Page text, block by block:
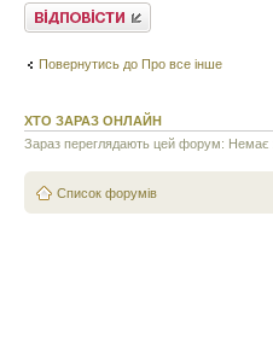
Відповісти
Повернутись до Про все інше
ХТО ЗАРАЗ ОНЛАЙН
Зараз переглядають цей форум: Немає
Список форумів